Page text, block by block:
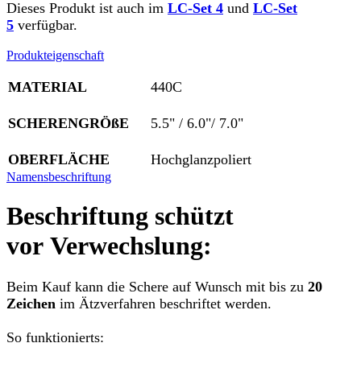
Dieses Produkt ist auch im LC-Set 4 und LC-Set
5 verfügbar.
Produkteigenschaft
MATERIAL 440C
SCHERENGRÖßE 5.5" / 6.0"/ 7.0"
OBERFLÄCHE Hochglanzpoliert
Namensbeschriftung
Beschriftung schützt
vor Verwechslung:
Beim Kauf kann die Schere auf Wunsch mit bis zu 20
Zeichen im Ätzverfahren beschriftet werden.
So funktionierts: